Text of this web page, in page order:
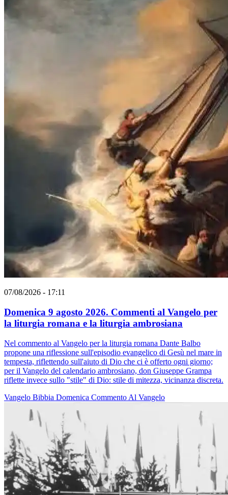
07/08/2026 - 17:11
Domenica 9 agosto 2026. Commenti al Vangelo per
la liturgia romana e la liturgia ambrosiana
Nel commento al Vangelo per la liturgia romana Dante Balbo
propone una riflessione sull'episodio evangelico di Gesù nel mare in
tempesta, riflettendo sull'aiuto di Dio che ci è offerto ogni giorno;
per il Vangelo del calendario ambrosiano, don Giuseppe Grampa
riflette invece sullo "stile" di Dio: stile di mitezza, vicinanza discreta.
Vangelo Bibbia Domenica Commento Al Vangelo